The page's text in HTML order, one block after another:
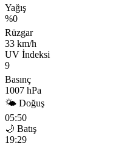
Yağış
%0
Rüzgar
33 km/h
UV İndeksi
9
Basınç
1007 hPa
🌤 Doğuş
05:50
🌙 Batış
19:29